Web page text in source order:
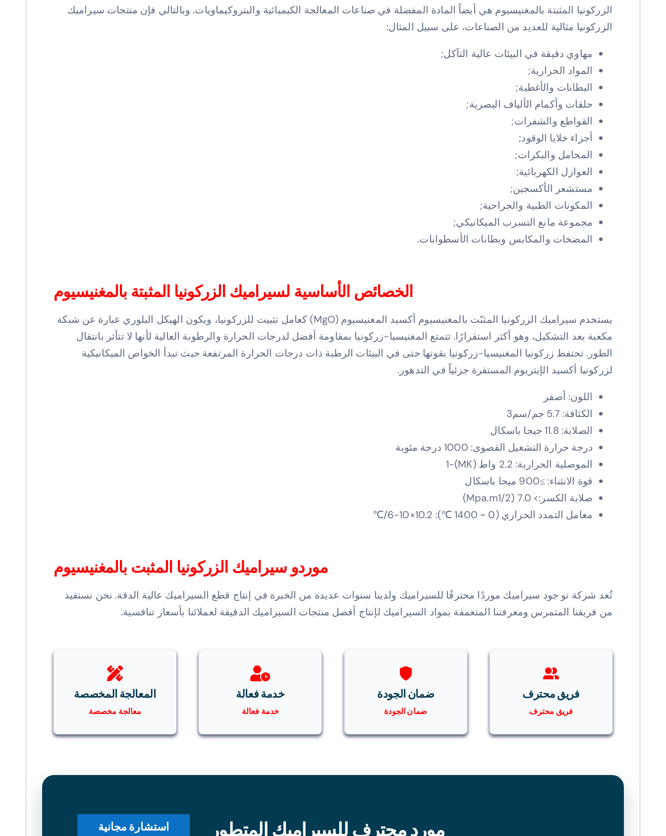
الزركونيا المثبتة بالمغنيسيوم هي أيضاً المادة المفضلة في صناعات المعالجة الكيميائية والبتروكيماويات. وبالتالي فإن منتجات سيراميك
الزركونيا مثالية للعديد من الصناعات، على سبيل المثال:
مهاوي دقيقة في البيئات عالية التآكل;
المواد الحرارية;
البطانات والأغطية;
حلقات وأكمام الألياف البصرية;
القواطع والشفرات;
أجزاء خلايا الوقود;
المحامل والبكرات;
العوازل الكهربائية;
مستشعر الأكسجين;
المكونات الطبية والجراحية;
مجموعة مانع التسرب الميكانيكي;
المضخات والمكابس وبطانات الأسطوانات.
الخصائص الأساسية لسيراميك الزركونيا المثبتة بالمغنيسيوم
يستخدم سيراميك الزركونيا المثبّت بالمغنيسيوم أكسيد المغنيسيوم (MgO) كعامل تثبيت للزركونيا، ويكون الهيكل البلوري عبارة عن شبكة
مكعبة بعد التشكيل، وهو أكثر استقرارًا. تتمتع المغنيسيا-زركونيا بمقاومة أفضل لدرجات الحرارة والرطوبة العالية لأنها لا تتأثر بانتقال
الطور. تحتفظ زركونيا المغنيسيا-زركونيا بقوتها حتى في البيئات الرطبة ذات درجات الحرارة المرتفعة حيث تبدأ الخواص الميكانيكية
لزركونيا أكسيد الإيتريوم المستقرة جزئياً في التدهور.
اللون: أصفر
الكثافة: 5.7 جم/سم3
الصلابة: 11.8 جيجا باسكال
درجة حرارة التشغيل القصوى: 1000 درجة مئوية
الموصلية الحرارية: 2.2 واط (MK)-1
قوة الانثناء: ≥900 ميجا باسكال
صلابة الكسر:> 7.0 (Mpa.m1/2)
معامل التمدد الحراري (0 ~ 1400 ℃): 10.2×10-6/℃
موردو سيراميك الزركونيا المثبت بالمغنيسيوم
تُعد شركة تو جود سيراميك موردًا محترفًا للسيراميك ولدينا سنوات عديدة من الخبرة في إنتاج قطع السيراميك عالية الدقة. نحن نستفيد
من فريقنا المتمرس ومعرفتنا المتعمقة بمواد السيراميك لإنتاج أفضل منتجات السيراميك الدقيقة لعملائنا بأسعار تنافسية.
فريق محترف
فريق محترف
ضمان الجودة
ضمان الجودة
خدمة فعالة
خدمة فعالة
المعالجة المخصصة
معالجة مخصصة
مورد محترف للسيراميك المتطور استشارة مجانية